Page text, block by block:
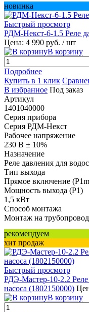
новинка
Быстрый просмотр
РДМ-Некст-6-1.5 Реле
Цена: 4 990 руб. / шт
В корзину
Подробнее
Купить в 1 клик
В избранное Под заказ
Артикул
1401040000
Серия прибора
Серия РДМ-Некст
Рабочее напряжение
230 В ± 10%
Назначение
Реле давления для
Тип выхода
Прямое включение
Мощность выхода (P1)
1,5 кВт
Способ монтажа
Монтаж на трубопровод
рекомендуем
хит продаж
Быстрый просмотр
РДЭ-Мастер-10-2.2 Реле
насоса (1802150000)
В корзину